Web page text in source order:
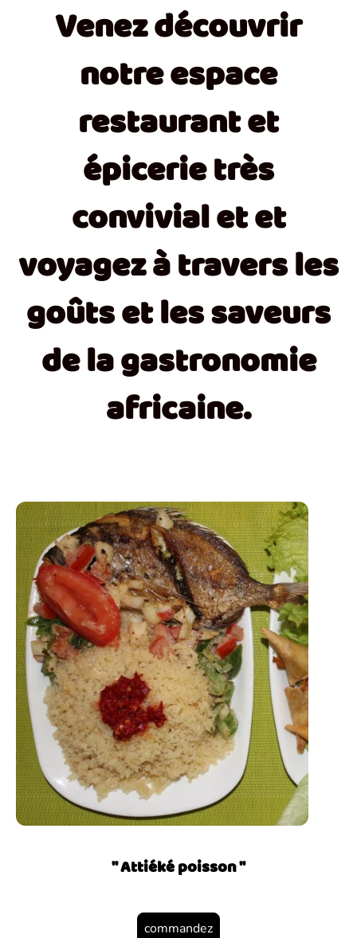
Venez découvrir
notre espace
restaurant et
épicerie très
convivial et et
voyagez à travers les
goûts et les saveurs
de la gastronomie
africaine.
" Attiéké poisson "
commandez